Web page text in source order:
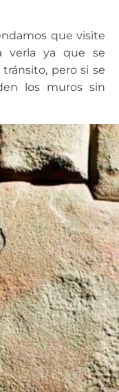
que visite
verla ya que se
pero si se
los muros sin